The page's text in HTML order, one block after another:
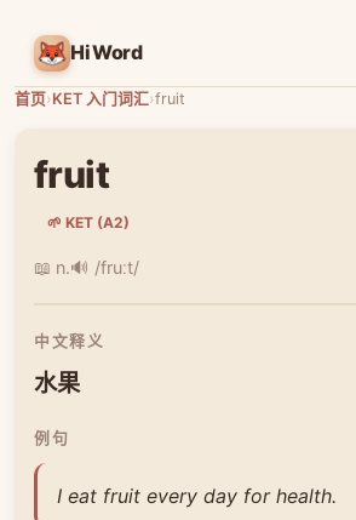
HiWord
首页›KET 入门词汇›fruit
fruit
🌱 KET (A2)
📖 n.🔊 /fruːt/
中文释义
水果
例句
I eat fruit every day for health.